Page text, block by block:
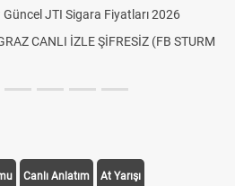
Güncel JTI Sigara Fiyatları 2026
CANLI İZLE ŞİFRESİZ (FB STURM
Canlı Anlatım At Yarışı